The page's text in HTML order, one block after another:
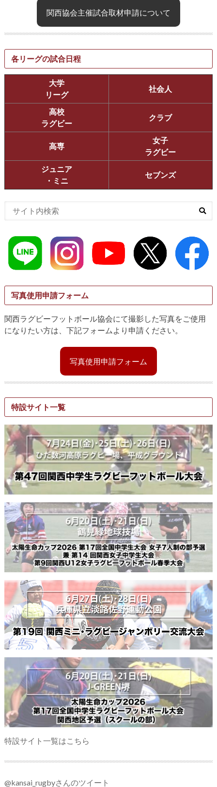
関西協会主催試合取材申請について
各リーグの試合日程
大学
リーグ
社会人
高校
ラグビー
クラブ
高専
女子
ラグビー
ジュニア
・ミニ
セブンズ
写真使用申請フォーム
関西ラグビーフットボール協会にて撮影した写真をご使用
になりたい方は、下記フォームより申請ください。
写真使用申請フォーム
特設サイト一覧
特設サイト一覧はこちら
@kansai_rugbyさんのツイート